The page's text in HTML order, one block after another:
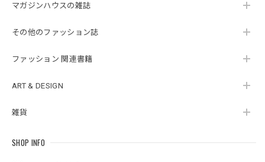
マガジンハウスの雑誌
その他のファッション誌
ファッション 関連書籍
ART & DESIGN
雑貨
SHOP INFO